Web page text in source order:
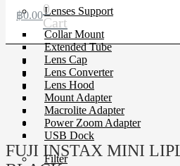
Lenses Support
Collar Mount
Extended Tube
Lens Cap
Lens Converter
Lens Hood
Mount Adapter
Macrolite Adapter
Power Zoom Adapter
USB Dock
Filter
฿0.000
Cart
FUJI INSTAX MINI